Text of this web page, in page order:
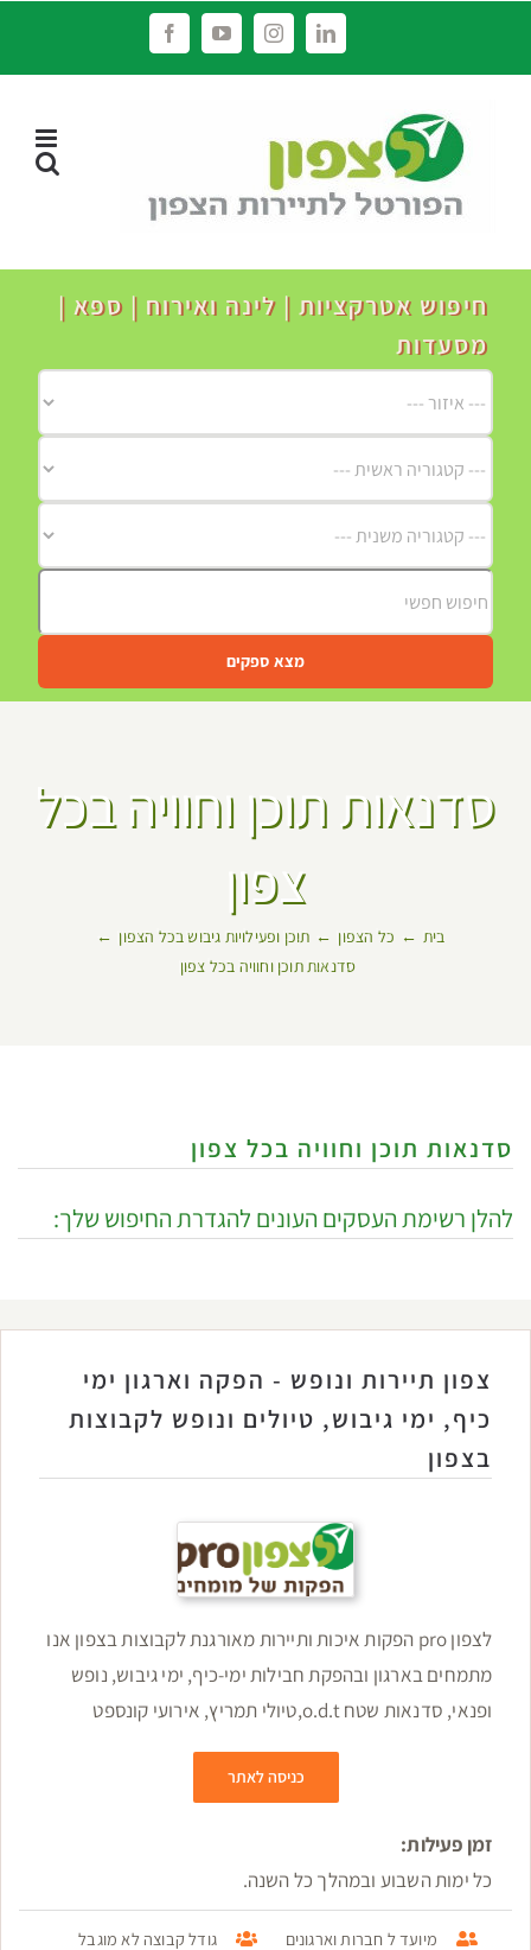
LinkedIn
Instagram
YouTube
Facebook
חיפוש אטרקציות | לינה ואירוח | ספא |
מסעדות
מצא ספקים
סדנאות תוכן וחוויה בכל
צפון
בית כל הצפון
תוכן ופעילויות גיבוש בכל הצפון
סדנאות תוכן וחוויה בכל צפון
סדנאות תוכן וחוויה בכל צפון
להלן רשימת העסקים העונים להגדרת החיפוש שלך:
צפון תיירות ונופש - הפקה וארגון ימי
כיף, ימי גיבוש, טיולים ונופש לקבוצות
בצפון
לצפון pro הפקות איכות ותיירות מאורגנת לקבוצות בצפון אנו
מתמחים בארגון ובהפקת חבילות ימי-כיף, ימי גיבוש, נופש
ופנאי, סדנאות שטח o.d.t,טיולי תמריץ, אירועי קונספט
כניסה לאתר
זמן פעילות:
כל ימות השבוע ובמהלך כל השנה.
מיועד ל חברות וארגונים
גודל קבוצה לא מוגבל